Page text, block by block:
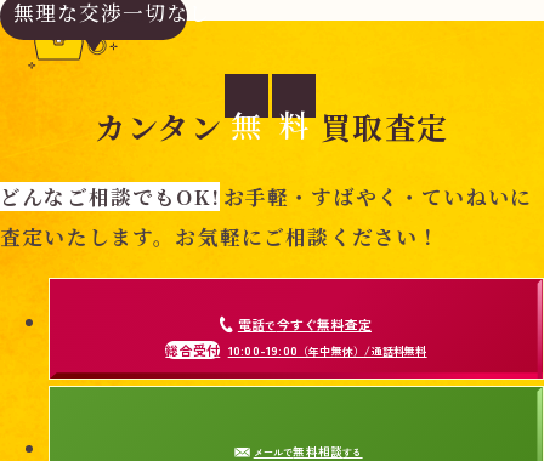
無理な交渉一切なし
カンタン 無 料 買取査定
どんなご相談でもOK! お手軽・すばやく・ていねいに
査定いたします。お気軽にご相談ください！
電話で今すぐ無料査定
総合受付 10:00-19:00 （年中無休）/通話料無料
メールで無料相談する